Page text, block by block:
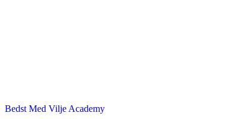
Bedst Med Vilje Academy